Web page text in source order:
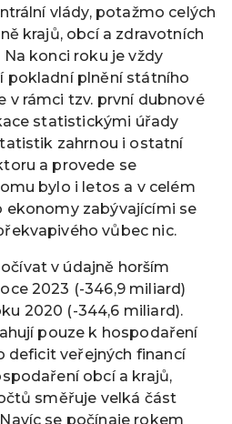
vlády, potažmo celých
krajů, obcí a zdravotních
konci roku je vždy
pokladní plnění státního
v rámci tzv. první dubnové
statistickými úřady
zahrnou i ostatní
a provede se
bylo i letos a v celém
ekonomy zabývajícími se
vůbec nic.
v údajně horším
2023 (-346,9 miliard)
2020 (-344,6 miliard).
pouze k hospodaření
deficit veřejných financí
obcí a krajů,
směřuje velká část
se počínaje rokem